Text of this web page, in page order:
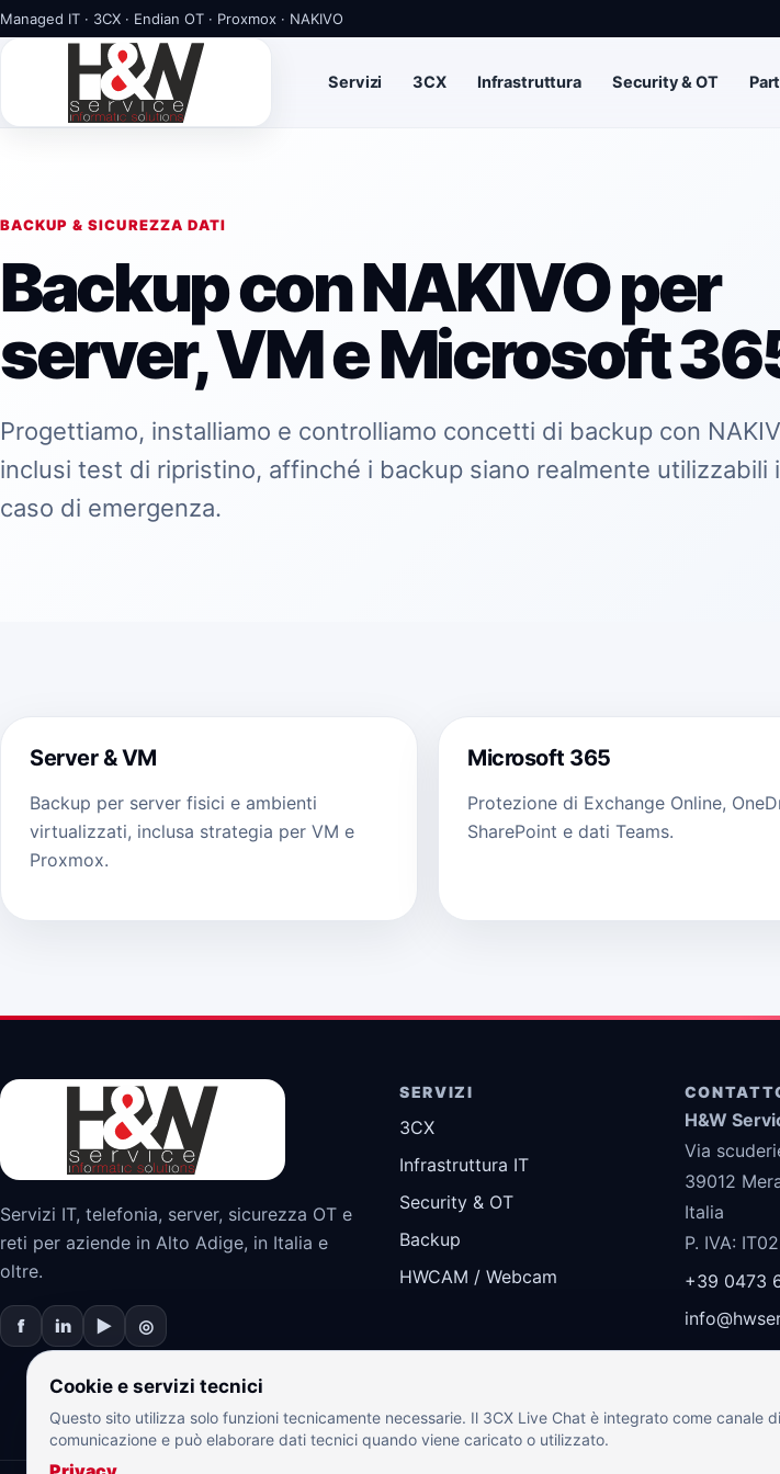
Managed IT · 3CX · Endian OT · Proxmox · NAKIVO
Servizi 3CX Infrastruttura Security & OT
BACKUP & SICUREZZA DATI
Backup con NAKIVO per
server, VM e Microsoft
Progettiamo, installiamo e controlliamo concetti di backup con
inclusi test di ripristino, affinché i backup siano realmente utilizzabili
caso di emergenza.
Server & VM
Backup per server fisici e ambienti
virtualizzati, inclusa strategia per VM e
Proxmox.
Microsoft 365
Protezione di Exchange Online,
SharePoint e dati Teams.
Servizi IT, telefonia, server, sicurezza OT e
reti per aziende in Alto Adige, in Italia e
oltre.
f in ▶ ◎
SERVIZI
3CX
Infrastruttura IT
Security & OT
Backup
HWCAM / Webcam
H&W
Via
39012
Italia
P. IVA:
+39 0473
Cookie e servizi tecnici
Questo sito utilizza solo funzioni tecnicamente necessarie. Il 3CX Live Chat è integrato come canale
comunicazione e può elaborare dati tecnici quando viene caricato o utilizzato.